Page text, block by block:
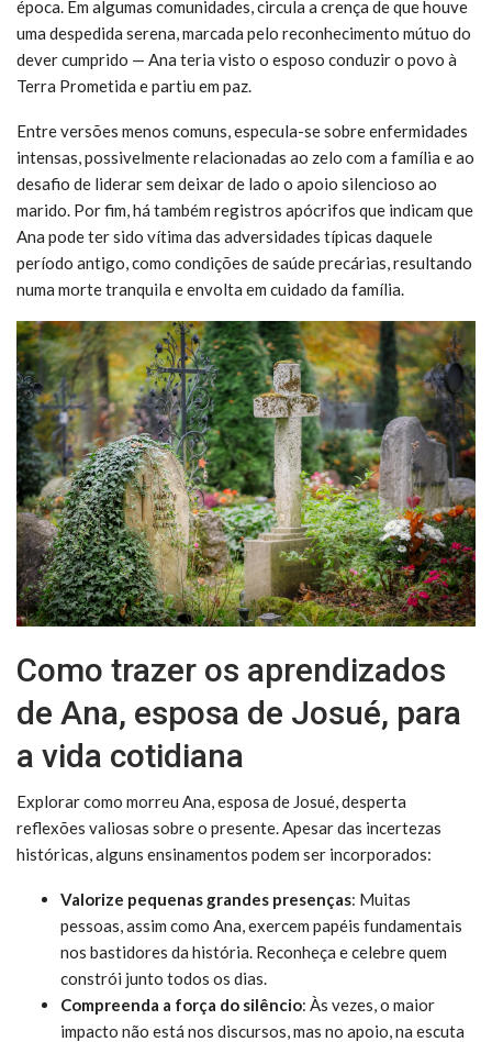
época. Em algumas comunidades, circula a crença de que houve
uma despedida serena, marcada pelo reconhecimento mútuo do
dever cumprido — Ana teria visto o esposo conduzir o povo à
Terra Prometida e partiu em paz.
Entre versões menos comuns, especula-se sobre enfermidades
intensas, possivelmente relacionadas ao zelo com a família e ao
desafio de liderar sem deixar de lado o apoio silencioso ao
marido. Por fim, há também registros apócrifos que indicam que
Ana pode ter sido vítima das adversidades típicas daquele
período antigo, como condições de saúde precárias, resultando
numa morte tranquila e envolta em cuidado da família.
Como trazer os aprendizados
de Ana, esposa de Josué, para
a vida cotidiana
Explorar como morreu Ana, esposa de Josué, desperta
reflexões valiosas sobre o presente. Apesar das incertezas
históricas, alguns ensinamentos podem ser incorporados:
Valorize pequenas grandes presenças: Muitas
pessoas, assim como Ana, exercem papéis fundamentais
nos bastidores da história. Reconheça e celebre quem
constrói junto todos os dias.
Compreenda a força do silêncio: Às vezes, o maior
impacto não está nos discursos, mas no apoio, na escuta